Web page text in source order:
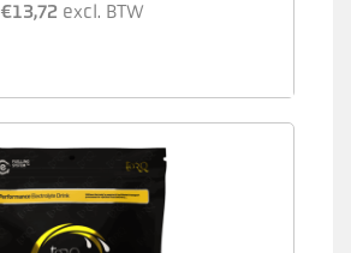
€13,72 excl. BTW